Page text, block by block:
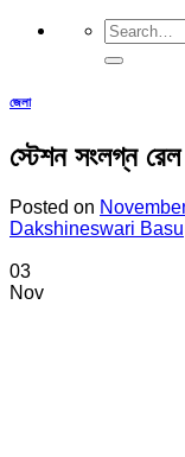
জেলা
স্টেশন সংলগ্ন
Posted on
Dakshineswari Basu
03
Nov